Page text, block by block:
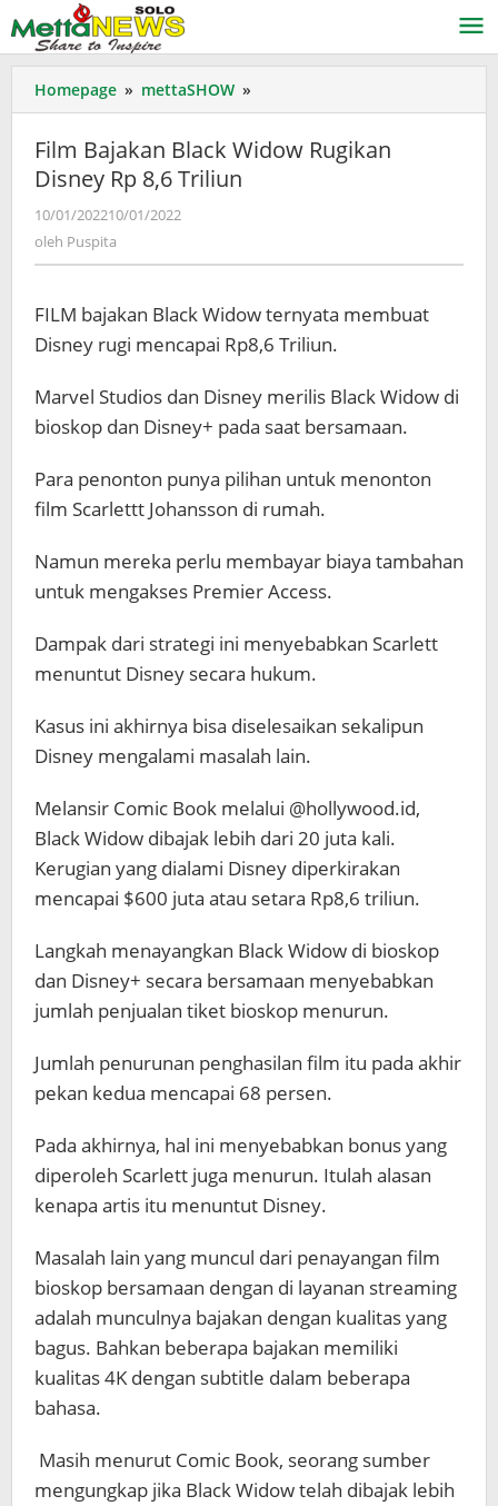
ke
konten
Homepage » mettaSHOW »
Bajakan
Widow
Film Bajakan Black Widow Rugikan
Disney Rp 8,6 Triliun
10/01/202210/01/2022
oleh Puspita
FILM bajakan Black Widow ternyata membuat
Disney rugi mencapai Rp8,6 Triliun.
Marvel Studios dan Disney merilis Black Widow di
bioskop dan Disney+ pada saat bersamaan.
Para penonton punya pilihan untuk menonton
film Scarlettt Johansson di rumah.
Namun mereka perlu membayar biaya tambahan
untuk mengakses Premier Access.
Dampak dari strategi ini menyebabkan Scarlett
menuntut Disney secara hukum.
Kasus ini akhirnya bisa diselesaikan sekalipun
Disney mengalami masalah lain.
Melansir Comic Book melalui @hollywood.id,
Black Widow dibajak lebih dari 20 juta kali.
Kerugian yang dialami Disney diperkirakan
mencapai $600 juta atau setara Rp8,6 triliun.
Langkah menayangkan Black Widow di bioskop
dan Disney+ secara bersamaan menyebabkan
jumlah penjualan tiket bioskop menurun.
Jumlah penurunan penghasilan film itu pada akhir
pekan kedua mencapai 68 persen.
Pada akhirnya, hal ini menyebabkan bonus yang
diperoleh Scarlett juga menurun. Itulah alasan
kenapa artis itu menuntut Disney.
Masalah lain yang muncul dari penayangan film
bioskop bersamaan dengan di layanan streaming
adalah munculnya bajakan dengan kualitas yang
bagus. Bahkan beberapa bajakan memiliki
kualitas 4K dengan subtitle dalam beberapa
bahasa.
Masih menurut Comic Book, seorang sumber
mengungkap jika Black Widow telah dibajak lebih